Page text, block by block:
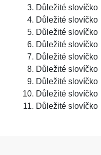
Důležité slovíčko
Důležité slovíčko
Důležité slovíčko
Důležité slovíčko
Důležité slovíčko
Důležité slovíčko
Důležité slovíčko
Důležité slovíčko
Důležité slovíčko